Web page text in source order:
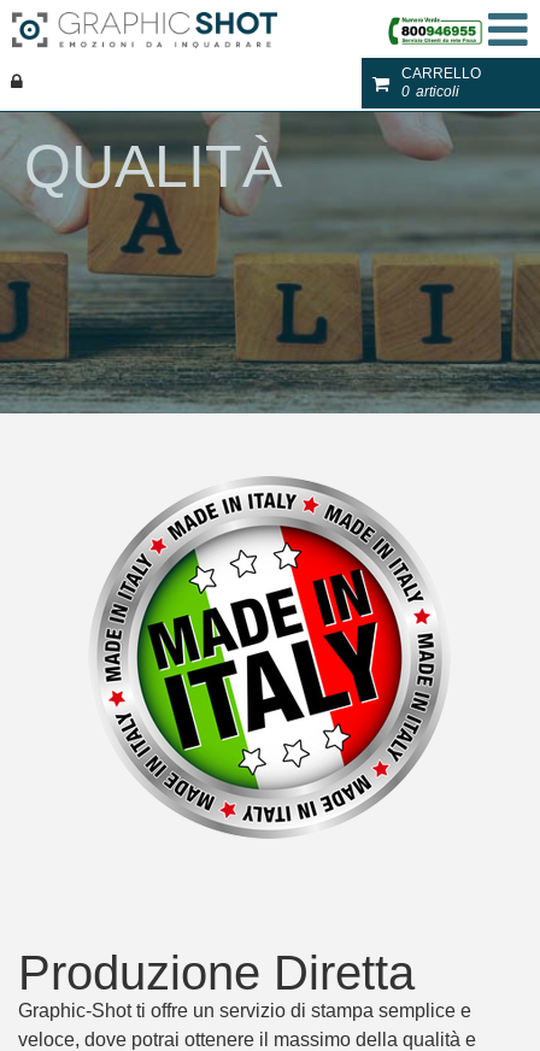
CARRELLO
0 articoli
QUALITÀ
Produzione Diretta
Graphic-Shot ti offre un servizio di stampa semplice e
veloce, dove potrai ottenere il massimo della qualità e